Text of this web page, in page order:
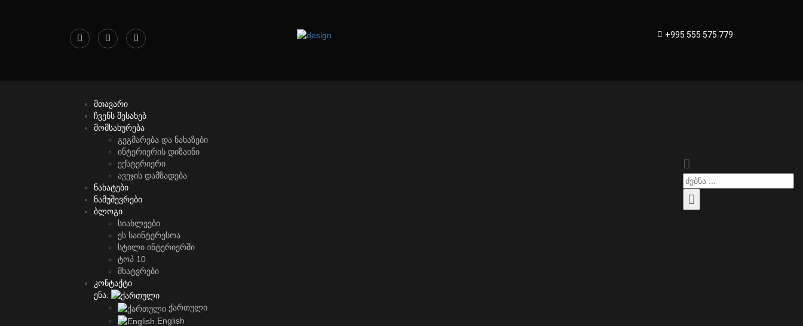
+995 555 575 779
მთავარი
ჩვენს შესახებ
მომსახურება
გეგმარება და ნახაზები
ინტერიერის დიზაინი
ექსტერიერი
ავეჯის დამზადება
ნახატები
ნამუშევრები
ბლოგი
სიახლეები
ეს საინტერესოა
სტილი ინტერიერში
ტოპ 10
მხატვრები
კონტაქტი
ენა:
ქართული
English